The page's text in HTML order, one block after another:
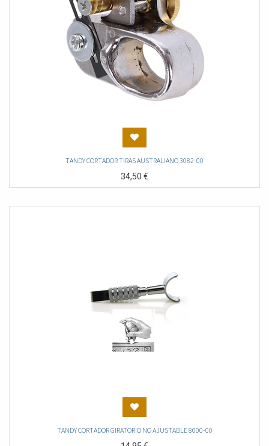
TANDY CORTADOR TIRAS AUSTRALIANO 3082-00
34,50€
TANDY CORTADOR GIRATORIO NO AJUSTABLE 8000-00